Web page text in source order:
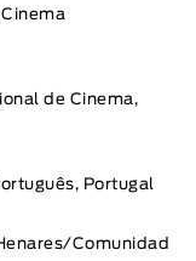
de Cinema,
Portugal
Comunidad